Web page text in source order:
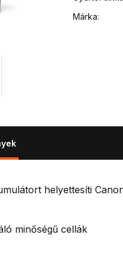
Márka:
helyettesíti
minőségű cellák